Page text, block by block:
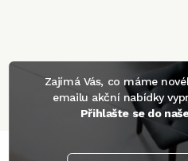
Zajímá Vás, co máme
emailu akční nabídky
Přihlašte se do